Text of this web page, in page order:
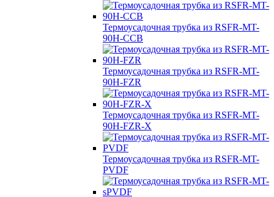
Термоусадочная трубка из RSFR-MT-
90H-CCB
Термоусадочная трубка из RSFR-MT-
90H-FZR
Термоусадочная трубка из RSFR-MT-
90H-FZR-X
Термоусадочная трубка из RSFR-MT-
PVDF